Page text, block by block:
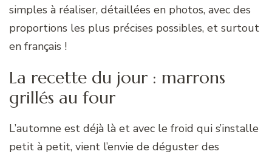
simples à réaliser, détaillées en photos, avec des
proportions les plus précises possibles, et surtout
en français !
La recette du jour : marrons
grillés au four
L’automne est déjà là et avec le froid qui s’installe
petit à petit, vient l’envie de déguster des